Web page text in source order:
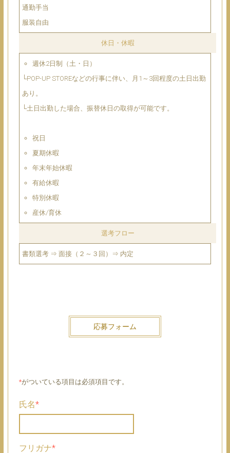
通勤手当
服装自由
休日・休暇
週休2日制（土・日）
└POP-UP STOREなどの行事に伴い、月1～3回程度の土日出勤
あり。
└土日出勤した場合、振替休日の取得が可能です。
祝日
夏期休暇
年末年始休暇
有給休暇
特別休暇
産休/育休
選考フロー
書類選考 ⇒ 面接（２～３回）⇒ 内定
応募フォーム
*がついている項目は必須項目です。
氏名*
フリガナ*